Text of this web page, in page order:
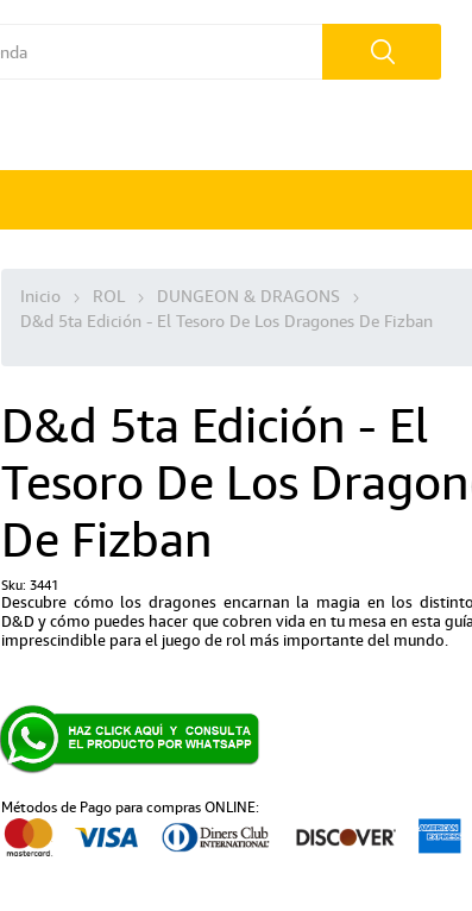
Inicio ROL
DUNGEON & DRAGONS
D&d 5ta Edición - El Tesoro De Los Dragones De Fizban
D&d 5ta Edición - El
Tesoro De Los
De Fizban
Sku: 3441
Descubre cómo los dragones encarnan la magia en los
D&D y cómo puedes hacer que cobren vida en tu mesa en esta
imprescindible para el juego de rol más importante del mundo.
Métodos de Pago para compras ONLINE: